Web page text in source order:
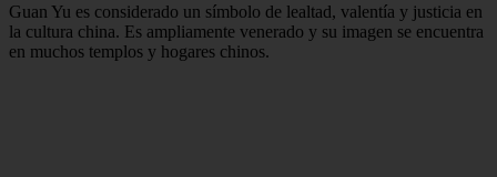
Guan Yu es considerado un símbolo de lealtad, valentía y justicia en
la cultura china. Es ampliamente venerado y su imagen se encuentra
en muchos templos y hogares chinos.